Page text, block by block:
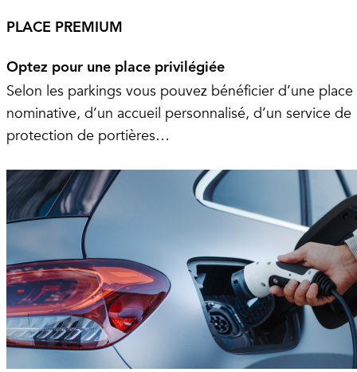
PLACE PREMIUM
Optez pour une place privilégiée
Selon les parkings vous pouvez bénéficier d’une place
nominative, d’un accueil personnalisé, d’un service de
protection de portières…